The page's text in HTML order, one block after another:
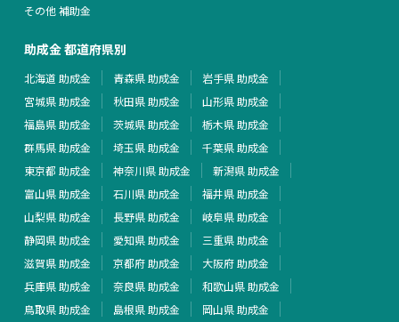
その他 補助金
助成金 都道府県別
北海道 助成金 青森県 助成金
岩手県 助成金
宮城県 助成金
秋田県 助成金
山形県 助成金
福島県 助成金
茨城県 助成金
栃木県 助成金
群馬県 助成金
埼玉県 助成金
千葉県 助成金
東京都 助成金
神奈川県 助成金
新潟県 助成金
富山県 助成金
石川県 助成金
福井県 助成金
山梨県 助成金
長野県 助成金
岐阜県 助成金
静岡県 助成金
愛知県 助成金
三重県 助成金
滋賀県 助成金
京都府 助成金
大阪府 助成金
兵庫県 助成金
奈良県 助成金
和歌山県 助成金
鳥取県 助成金
島根県 助成金
岡山県 助成金